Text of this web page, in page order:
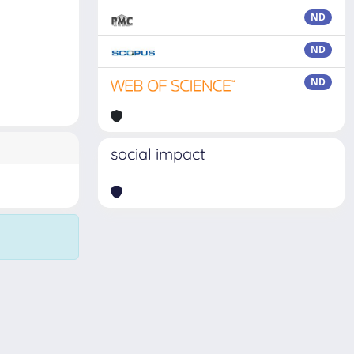
ND
ND
ND
social impact